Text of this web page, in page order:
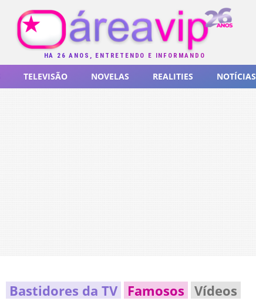
HÁ 26 ANOS, ENTRETENDO E INFORMANDO
TELEVISÃO NOVELAS REALITIES NOTÍCIAS
Bastidores da TV Famosos Vídeos